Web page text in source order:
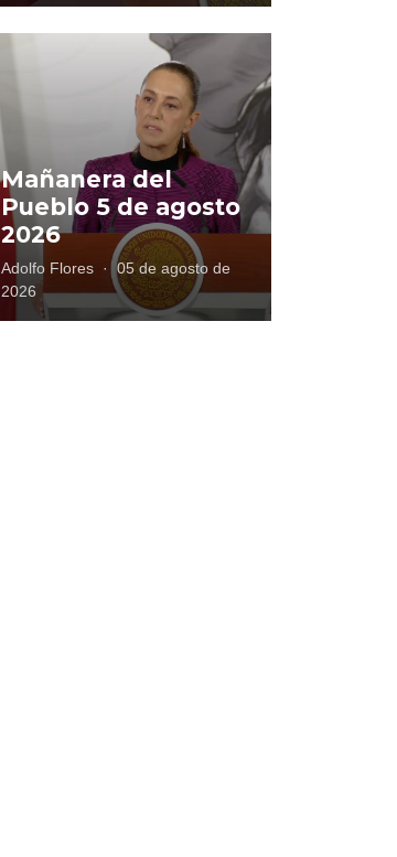
Mañanera del
Pueblo 5 de agosto
2026
Adolfo Flores · 05 de agosto de
2026